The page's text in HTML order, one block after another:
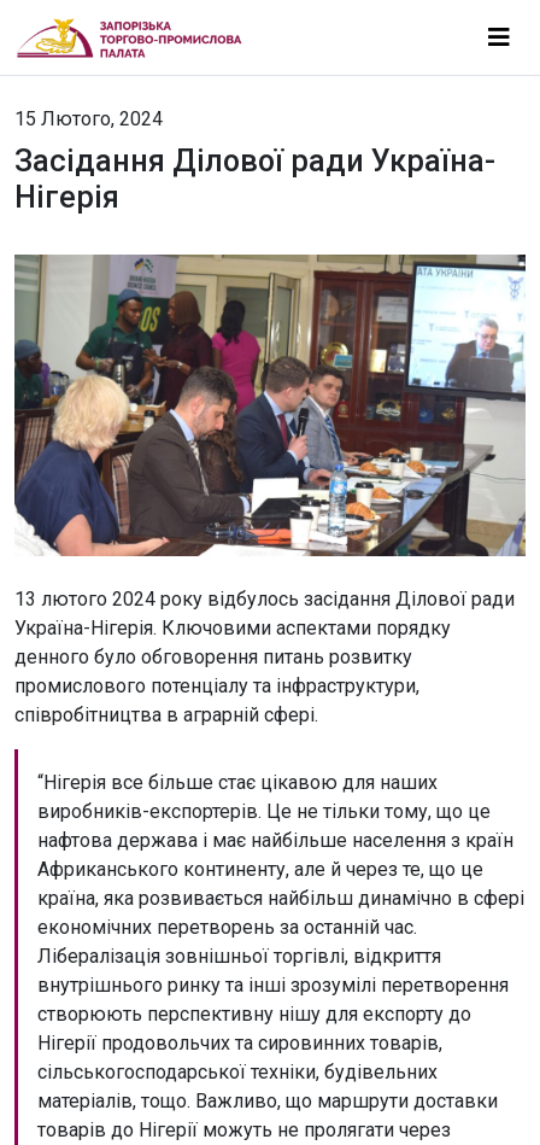
15 Лютого, 2024
Засідання Ділової ради Україна-
Нігерія
13 лютого 2024 року відбулось засідання Ділової ради
Україна-Нігерія. Ключовими аспектами порядку
денного було обговорення питань розвитку
промислового потенціалу та інфраструктури,
співробітництва в аграрній сфері.
“Нігерія все більше стає цікавою для наших
виробників-експортерів. Це не тільки тому, що це
нафтова держава і має найбільше населення з країн
Африканського континенту, але й через те, що це
країна, яка розвивається найбільш динамічно в сфері
економічних перетворень за останній час.
Лібералізація зовнішньої торгівлі, відкриття
внутрішнього ринку та інші зрозумілі перетворення
створюють перспективну нішу для експорту до
Нігерії продовольчих та сировинних товарів,
сільськогосподарської техніки, будівельних
матеріалів, тощо. Важливо, що маршрути доставки
товарів до Нігерії можуть не пролягати через